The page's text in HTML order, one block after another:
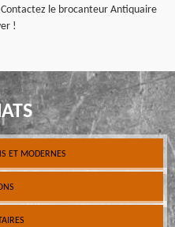
le brocanteur Antiquaire
!
ET MODERNES